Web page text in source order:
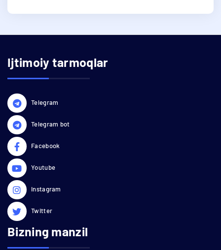
Ijtimoiy tarmoqlar
Telegram
Telegram bot
Facebook
Youtube
Instagram
Twitter
Bizning manzil